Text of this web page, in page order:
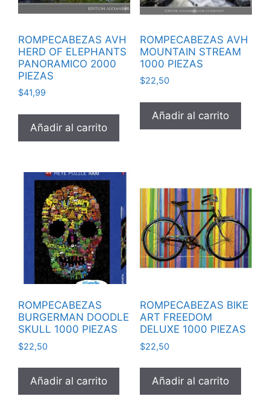
ROMPECABEZAS AVH
HERD OF ELEPHANTS
PANORAMICO 2000
PIEZAS
$41,99
Añadir al carrito
ROMPECABEZAS AVH
MOUNTAIN STREAM
1000 PIEZAS
$22,50
Añadir al carrito
ROMPECABEZAS
BURGERMAN DOODLE
SKULL 1000 PIEZAS
$22,50
Añadir al carrito
ROMPECABEZAS BIKE
ART FREEDOM
DELUXE 1000 PIEZAS
$22,50
Añadir al carrito